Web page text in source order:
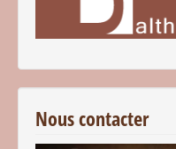
Nous contacter